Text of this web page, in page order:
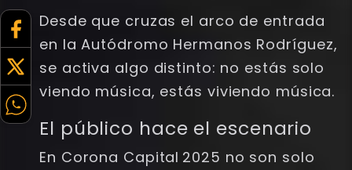
Desde que cruzas el arco de entrada
en la Autódromo Hermanos Rodríguez,
se activa algo distinto: no estás solo
viendo música, estás viviendo música.
El público hace el escenario
En Corona Capital 2025 no son solo